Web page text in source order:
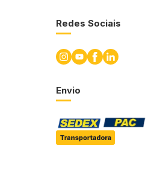
Redes Sociais
Envio